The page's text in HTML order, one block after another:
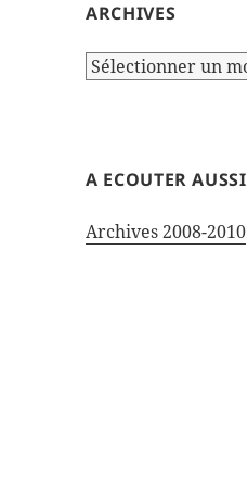
ARCHIVES
Archives
A ECOUTER AUSSI
Archives 2008-2010